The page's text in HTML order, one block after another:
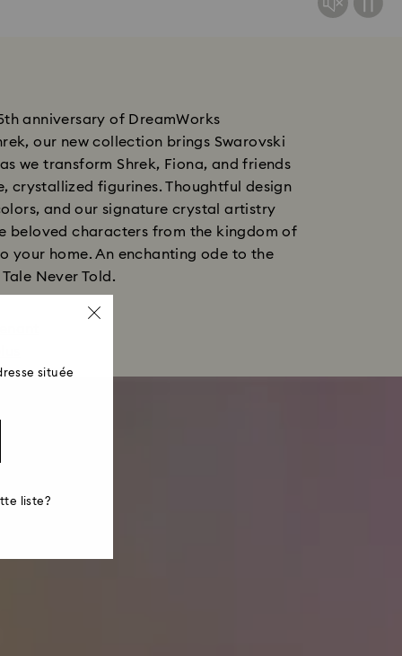
anniversary of DreamWorks
our new collection brings Swarovski
we transform Shrek, Fiona, and friends
crystallized figurines. Thoughtful design
and our signature crystal artistry
beloved characters from the kingdom of
your home. An enchanting ode to the
Never Told.
située
liste?